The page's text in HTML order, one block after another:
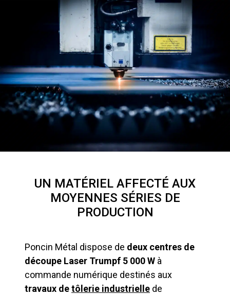
UN MATÉRIEL AFFECTÉ AUX
MOYENNES SÉRIES DE
PRODUCTION
Poncin Métal dispose de deux centres de
découpe Laser Trumpf 5 000 W à
commande numérique destinés aux
travaux detôlerie industrielle de